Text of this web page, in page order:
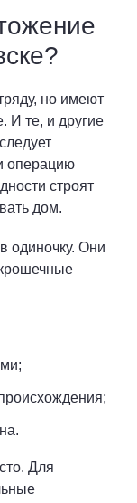
но имеют
И те, и другие
операцию
строят
дом.
одиночку. Они
Для